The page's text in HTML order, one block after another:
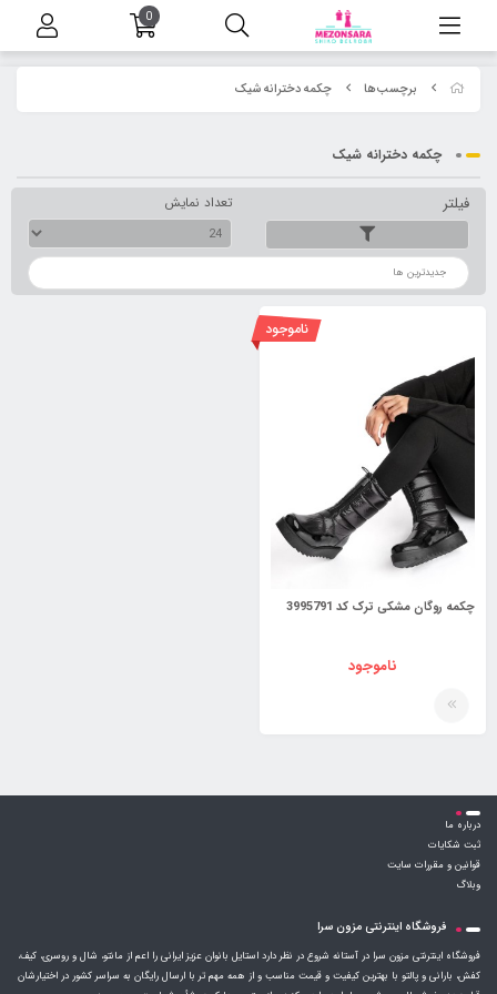
برچسب‌ها چکمه دخترانه شیک
چکمه دخترانه شیک
فیلتر تعداد نمایش
ترتیب
چکمه روگان مشکی ترک کد 3995791
ناموجود
ناموجود
درباره ما
ثبت شکایات
قوانین و مقررات سایت
وبلاگ
فروشگاه اینترنتی مزون سرا
فروشگاه اینترنتی مزون سرا در آستانه شروع در نظر دارد استایل بانوان عزیز ایرانی را اعم از مانتو، شال و روسری، کیف،
کفش، بارانی و پالتو با بهترین کیفیت و قیمت مناسب و از همه مهم تر با ارسال رایگان به سراسر کشور در اختیارشان
0